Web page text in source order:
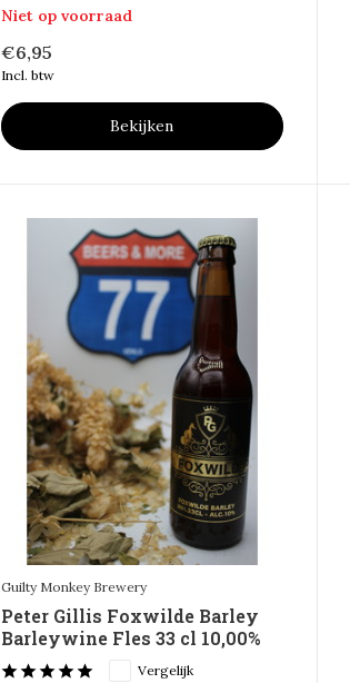
Niet op voorraad
€6,95
Incl. btw
Bekijken
Guilty Monkey Brewery
Peter Gillis Foxwilde Barley
Barleywine Fles 33 cl 10,00%
Vergelijk